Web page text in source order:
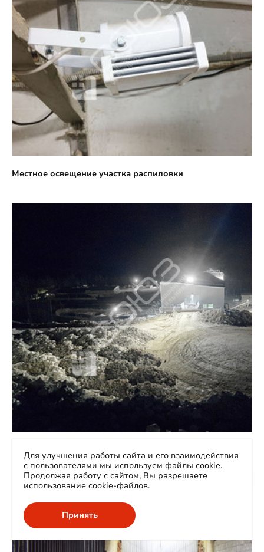
Местное освещение участка распиловки
Освещение территории рудника
Для улучшения работы сайта и его взаимодействия
с пользователями мы используем файлы cookie.
Продолжая работу с сайтом, Вы разрешаете
использование cookie-файлов.
Принять